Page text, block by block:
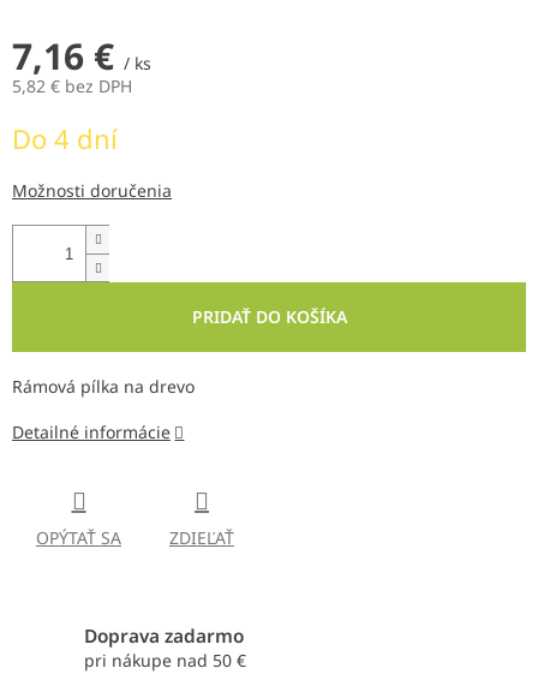
7,16 € / ks
5,82 € bez DPH
cena:
Do 4 dní
Možnosti doručenia
PRIDAŤ DO KOŠÍKA
Rámová pílka na drevo
Detailné informácie
OPÝTAŤ SA ZDIEĽAŤ
Doprava zadarmo
pri nákupe nad 50 €